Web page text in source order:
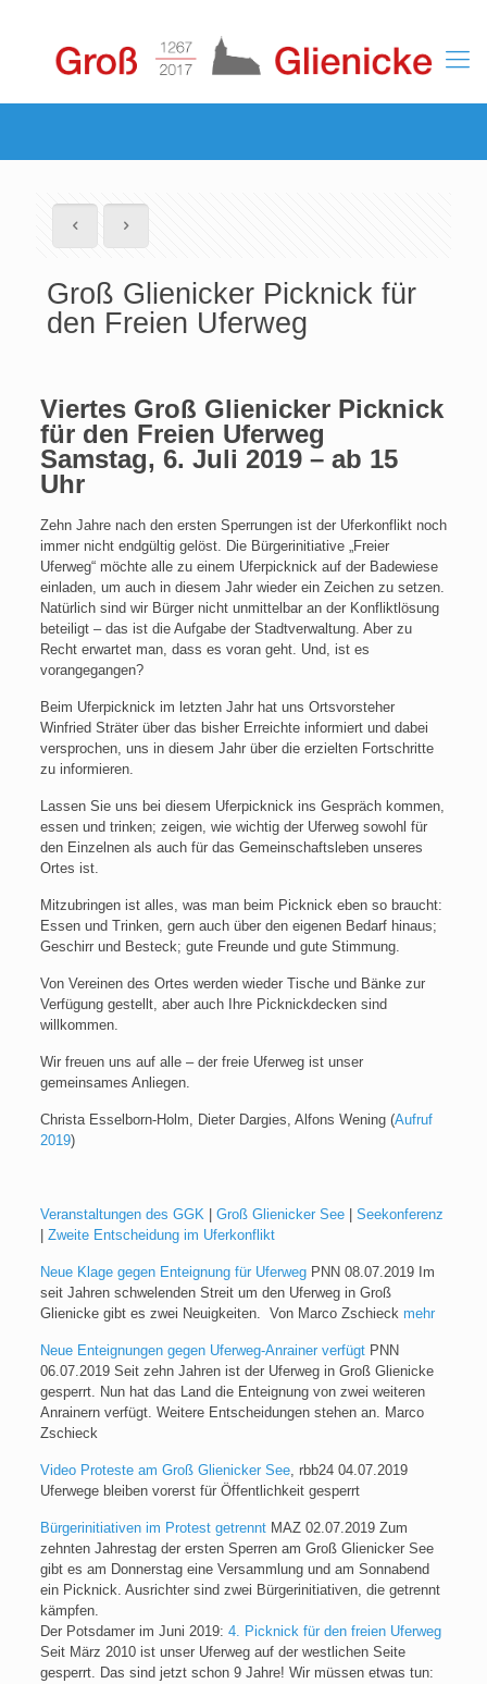
Groß Glienicker Picknick für
den Freien Uferweg
Viertes Groß Glienicker Picknick
für den Freien Uferweg
Samstag, 6. Juli 2019 – ab 15
Uhr
Zehn Jahre nach den ersten Sperrungen ist der Uferkonflikt noch
immer nicht endgültig gelöst. Die Bürgerinitiative „Freier
Uferweg“ möchte alle zu einem Uferpicknick auf der Badewiese
einladen, um auch in diesem Jahr wieder ein Zeichen zu setzen.
Natürlich sind wir Bürger nicht unmittelbar an der Konfliktlösung
beteiligt – das ist die Aufgabe der Stadtverwaltung. Aber zu
Recht erwartet man, dass es voran geht. Und, ist es
vorangegangen?
Beim Uferpicknick im letzten Jahr hat uns Ortsvorsteher
Winfried Sträter über das bisher Erreichte informiert und dabei
versprochen, uns in diesem Jahr über die erzielten Fortschritte
zu informieren.
Lassen Sie uns bei diesem Uferpicknick ins Gespräch kommen,
essen und trinken; zeigen, wie wichtig der Uferweg sowohl für
den Einzelnen als auch für das Gemeinschaftsleben unseres
Ortes ist.
Mitzubringen ist alles, was man beim Picknick eben so braucht:
Essen und Trinken, gern auch über den eigenen Bedarf hinaus;
Geschirr und Besteck; gute Freunde und gute Stimmung.
Von Vereinen des Ortes werden wieder Tische und Bänke zur
Verfügung gestellt, aber auch Ihre Picknickdecken sind
willkommen.
Wir freuen uns auf alle – der freie Uferweg ist unser
gemeinsames Anliegen.
Christa Esselborn-Holm, Dieter Dargies, Alfons Wening (Aufruf
2019)
Veranstaltungen des GGK| Groß Glienicker See| Seekonferenz
Zweite Entscheidung im Uferkonflikt
Neue Klage gegen Enteignung für UferwegPNN 08.07.2019 Im
seit Jahren schwelenden Streit um den Uferweg in Groß
Glienicke gibt es zwei Neuigkeiten. Von Marco Zschieck mehr
Neue Enteignungen gegen Uferweg-Anrainer verfügtPNN
06.07.2019 Seit zehn Jahren ist der Uferweg in Groß Glienicke
gesperrt. Nun hat das Land die Enteignung von zwei weiteren
Anrainern verfügt. Weitere Entscheidungen stehen an. Marco
Zschieck
Video Proteste am Groß Glienicker See, rbb24 04.07.2019
Uferwege bleiben vorerst für Öffentlichkeit gesperrt
Bürgerinitiativen im Protest getrenntMAZ 02.07.2019 Zum
zehnten Jahrestag der ersten Sperren am Groß Glienicker See
gibt es am Donnerstag eine Versammlung und am Sonnabend
ein Picknick. Ausrichter sind zwei Bürgerinitiativen, die getrennt
kämpfen.
Der Potsdamer im Juni 2019: 4. Picknick für den freien Uferweg
Seit März 2010 ist unser Uferweg auf der westlichen Seite
gesperrt. Das sind jetzt schon 9 Jahre! Wir müssen etwas tun: